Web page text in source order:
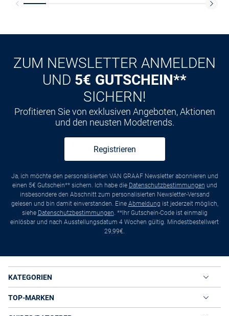
ZUM NEWSLETTER ANMELDEN
UND 5€ GUTSCHEIN**
SICHERN!
Profitieren Sie von exklusiven Angeboten, Aktionen
und den neusten Modetrends.
Registrieren
Ja, ich möchte den personalisierten VAN GRAAF Newsletter abonnieren und
einen 5€ Gutschein** sichern. Ich habe die Datenschutzbestimmungen und
insbesondere den Abschnitt zum personalisierten Newsletter-Versand
gelesen und bin damit einverstanden. Eine Abmeldung ist jederzeit möglich,
siehe Datenschutzbestimmungen. **Ihr Gutschein-Code ist einmalig
einlösbar und nach Ausstellungsdatum 4 Wochen gültig. Mindestbestellwert
29,99€.
KATEGORIEN
TOP-MARKEN